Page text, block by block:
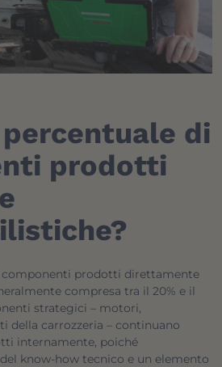
di
prodotti
componenti prodotti direttamente
compresa tra il 20% e il
strategici – motori,
della carrozzeria – continuano
internamente, poiché
know-how tecnico e un elemento